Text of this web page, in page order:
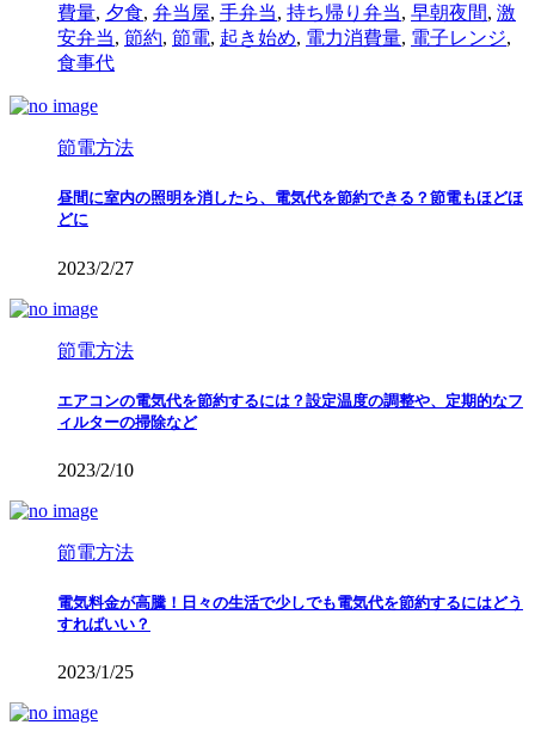
費量, 夕食, 弁当屋, 手弁当, 持ち帰り弁当, 早朝夜間, 激
安弁当, 節約, 節電, 起き始め, 電力消費量, 電子レンジ,
食事代
節電方法
昼間に室内の照明を消したら、電気代を節約できる？節電もほどほ
どに
2023/2/27
節電方法
エアコンの電気代を節約するには？設定温度の調整や、定期的なフ
ィルターの掃除など
2023/2/10
節電方法
電気料金が高騰！日々の生活で少しでも電気代を節約するにはどう
すればいい？
2023/1/25